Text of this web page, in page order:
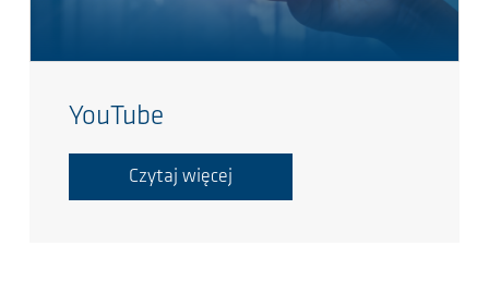
YouTube
Czytaj więcej